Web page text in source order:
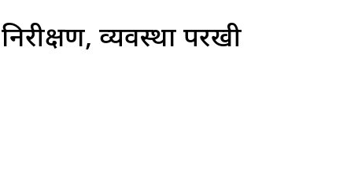
व्यवस्था परखी